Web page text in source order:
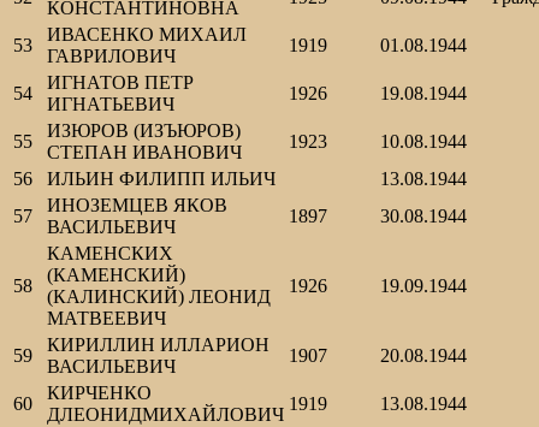
КОНСТАНТИНОВНА
53
ИВАСЕНКО МИХАИЛ
ГАВРИЛОВИЧ
1919 01.08.1944
54
ИГНАТОВ ПЕТР
ИГНАТЬЕВИЧ
1926 19.08.1944
55
ИЗЮРОВ (ИЗЪЮРОВ)
СТЕПАН ИВАНОВИЧ
1923
10.08.1944
56
ИЛЬИН ФИЛИПП ИЛЬИЧ
13.08.1944
57
ИНОЗЕМЦЕВ ЯКОВ
ВАСИЛЬЕВИЧ
1897 30.08.1944
58
КАМЕНСКИХ
(КАМЕНСКИЙ)
(КАЛИНСКИЙ) ЛЕОНИД
МАТВЕЕВИЧ
1926 19.09.1944
59
КИРИЛЛИН ИЛЛАРИОН
ВАСИЛЬЕВИЧ
1907 20.08.1944
60
КИРЧЕНКО
ДЛЕОНИДМИХАЙЛОВИЧ
1919 13.08.1944